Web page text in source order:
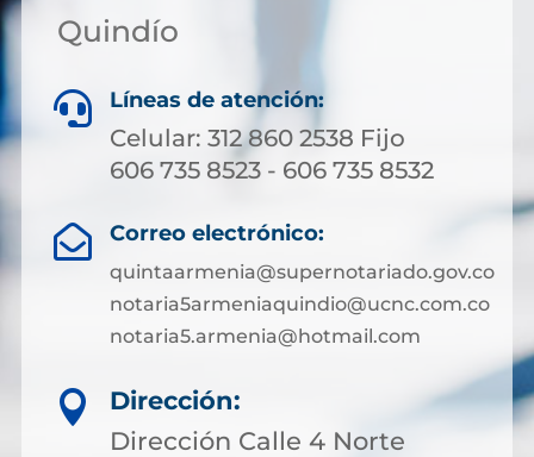
Quindío
 Líneas de atención:
Celular: 312 860 2538 Fijo
606 735 8523 - 606 735 8532
 Correo electrónico:
quintaarmenia@supernotariado.gov.co
notaria5armeniaquindio@ucnc.com.co
notaria5.armenia@hotmail.com

Dirección:
Dirección Calle 4 Norte